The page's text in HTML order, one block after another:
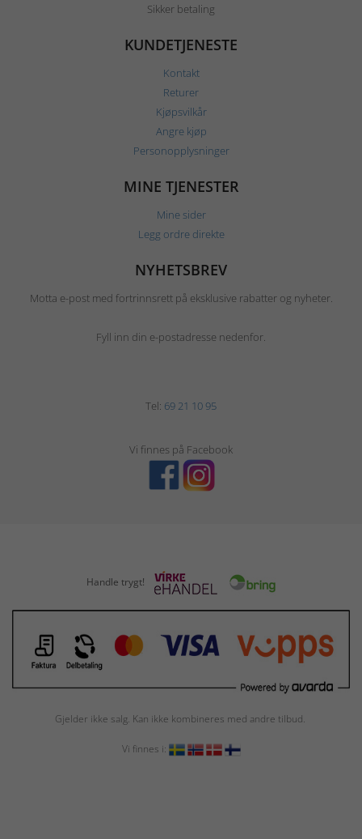
Sikker betaling
KUNDETJENESTE
Kontakt
Returer
Kjøpsvilkår
Angre kjøp
Personopplysninger
MINE TJENESTER
Mine sider
Legg ordre direkte
NYHETSBREV
Motta e-post med fortrinnsrett på eksklusive rabatter og nyheter.
Fyll inn din e-postadresse nedenfor.
Tel: 69 21 10 95
Vi finnes på Facebook
Handle trygt!
Gjelder ikke salg. Kan ikke kombineres med andre tilbud.
Vi finnes i: